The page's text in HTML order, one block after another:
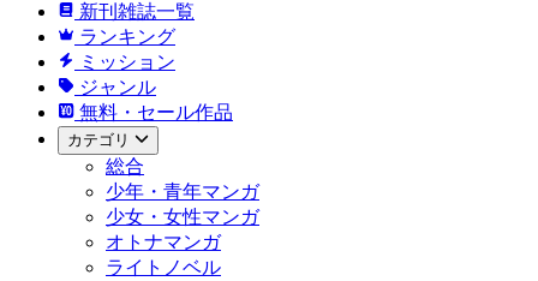
新刊雑誌一覧
ランキング
ミッション
ジャンル
無料・セール作品
カテゴリ
総合
少年・青年マンガ
少女・女性マンガ
オトナマンガ
ライトノベル